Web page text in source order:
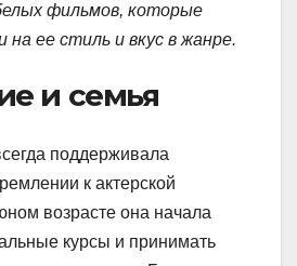
фильмов, которые
на ее стиль и вкус в жанре.
и семья
поддерживала
к актерской
возрасте она начала
курсы и принимать